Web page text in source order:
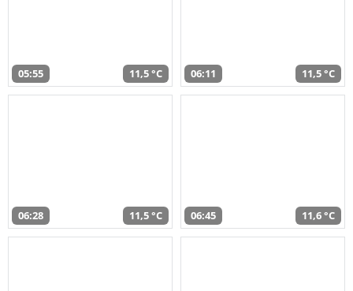
05:55 11,5 °C 06:11 11,5 °C
06:28 11,5 °C 06:45 11,6 °C